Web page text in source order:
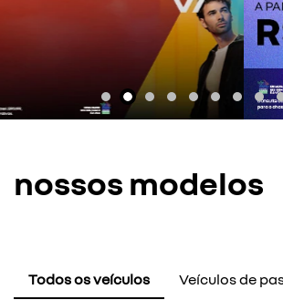
nossos modelos
Todos os veículos Veículos de